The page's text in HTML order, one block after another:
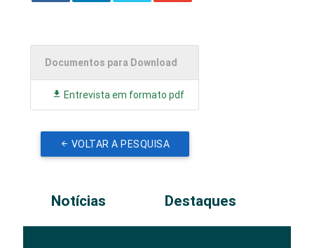
Documentos para Download
Entrevista em formato pdf
VOLTAR A PESQUISA
Notícias Destaques